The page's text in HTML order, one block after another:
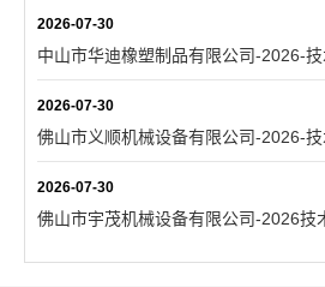
2026-07-30
中山市华迪橡塑制品有限公司-2026-
2026-07-30
佛山市义顺机械设备有限公司-2026-
2026-07-30
佛山市宇茂机械设备有限公司-2026技